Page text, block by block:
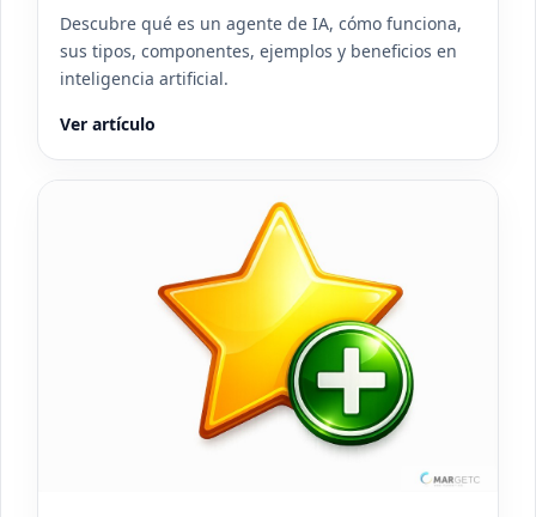
Descubre qué es un agente de IA, cómo funciona,
sus tipos, componentes, ejemplos y beneficios en
inteligencia artificial.
Ver artículo